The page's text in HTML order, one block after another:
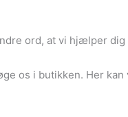
ord, at vi hjælper
os i butikken. Her